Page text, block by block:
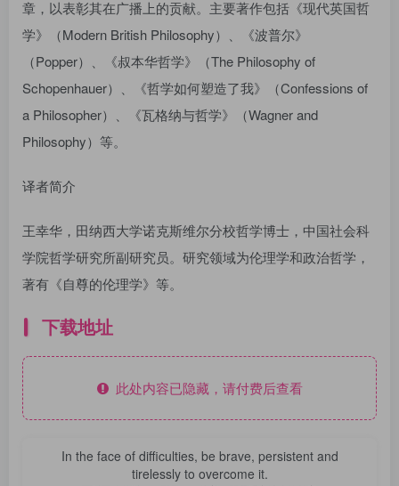
章，以表彰其在广播上的贡献。主要著作包括《现代英国哲
学》（Modern British Philosophy）、《波普尔》
（Popper）、《叔本华哲学》（The Philosophy of
Schopenhauer）、《哲学如何塑造了我》（Confessions of
a Philosopher）、《瓦格纳与哲学》（Wagner and
Philosophy）等。
译者简介
王幸华，田纳西大学诺克斯维尔分校哲学博士，中国社会科
学院哲学研究所副研究员。研究领域为伦理学和政治哲学，
著有《自尊的伦理学》等。
下载地址
此处内容已隐藏，请付费后查看
In the face of difficulties, be brave, persistent and
tirelessly to overcome it.